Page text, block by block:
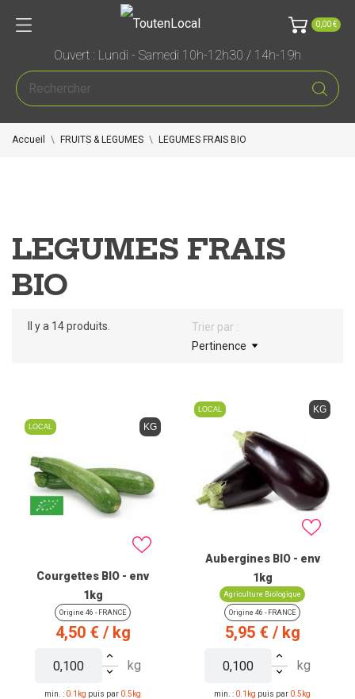
0,00 €
Ouvert : Lundi - Samedi 10h-12h30 / 14h-19h
Accueil FRUITS & LEGUMES LEGUMES FRAIS BIO
LEGUMES FRAIS
BIO
Il y a 14 produits.
Trier par :
Pertinence
LOCAL KG
Courgettes BIO - env
1kg
Origine 46 - FRANCE
Prix
4,50 € / kg
kg
min. : 0.1kg puis par 0.5kg
LOCAL KG
Aubergines BIO - env
1kg
Agriculture Biologique
Origine 46 - FRANCE
Prix
5,95 € / kg
kg
min. : 0.1kg puis par 0.5kg